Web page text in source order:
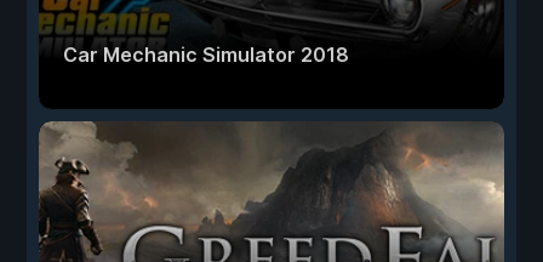
Car Mechanic Simulator 2018